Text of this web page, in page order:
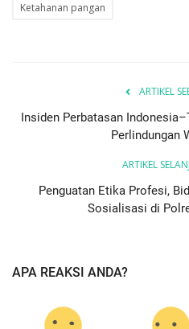
Ketahanan pangan
ARTIKEL
Insiden Perbatasan
Perlindungan
ARTIKEL
Penguatan Etika Profesi,
Sosialisasi di
APA REAKSI ANDA?